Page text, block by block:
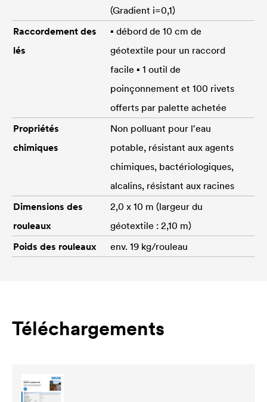
(Gradient i=0,1)
Raccordement des
lés
▪ débord de 10 cm de
géotextile pour un raccord
facile ▪ 1 outil de
poinçonnement et 100 rivets
offerts par palette achetée
Propriétés
chimiques
Non polluant pour l'eau
potable, résistant aux agents
chimiques, bactériologiques,
alcalins, résistant aux racines
Dimensions des
rouleaux
2,0 x 10 m (largeur du
géotextile : 2,10 m)
Poids des rouleaux
env. 19 kg/rouleau
Téléchargements